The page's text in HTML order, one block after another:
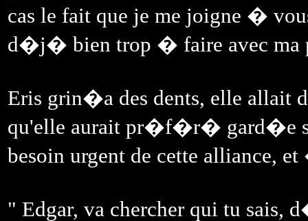
cas le fait que je me joigne �
d�j� bien trop � faire avec ma
Eris grin�a des dents, elle allait
qu'elle aurait pr�f�r� gard�e
besoin urgent de cette alliance,
" Edgar, va chercher qui tu